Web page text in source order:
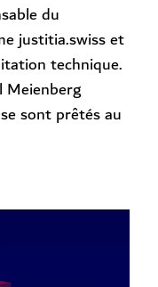
du
justitia.swiss et
technique.
Meienberg
sont prêtés au